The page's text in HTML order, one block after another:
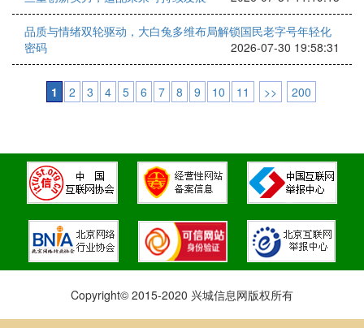
品质与情绪双轮驱动，大白兔多维布局解锁国民老字号年轻化
密码
2026-07-30 19:58:31
1 2 3 4 5 6 7 8 9 10 11 >> 200
Copyright© 2015-2020 兴城信息网版权所有